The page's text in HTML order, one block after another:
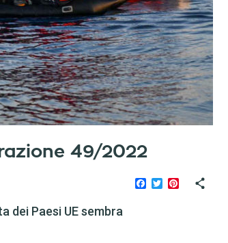
49/2022
Facebook
TwitterPinterest
dei Paesi UE sembra